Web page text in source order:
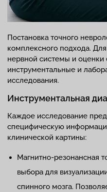
Постановка точного
комплексного подхода.
нервной системы и
инструментальные и
исследования.
Инструментальная
Каждое исследование
специфическую
клинической картины:
Магнитно-резонансная
выбора для
спинного мозга.